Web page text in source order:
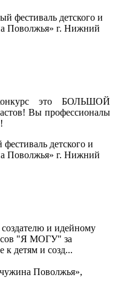
фестиваль детского и
Поволжья» г. Нижний
это БОЛЬШОЙ
Вы профессионалы
детского и
Поволжья» г. Нижний
и идейному
"Я МОГУ" за
к детям и созд...
Поволжья»,